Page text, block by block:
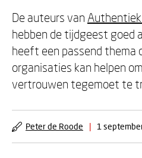
De auteurs van
hebben de tijdgeest goed
heeft een passend thema
organisaties kan helpen
vertrouwen tegemoet te
Peter de Roode | 1